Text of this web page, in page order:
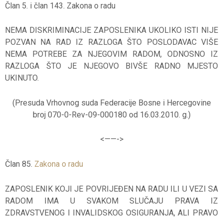
Član 5. i član 143. Zakona o radu
NEMA DISKRIMINACIJE ZAPOSLENIKA UKOLIKO ISTI NIJE
POZVAN NA RAD IZ RAZLOGA ŠTO POSLODAVAC VIŠE
NEMA POTREBE ZA NJEGOVIM RADOM, ODNOSNO IZ
RAZLOGA ŠTO JE NJEGOVO BIVŠE RADNO MJESTO
UKINUTO.
(Presuda Vrhovnog suda Federacije Bosne i Hercegovine
broj 070-0-Rev-09-000180 od 16.03.2010. g.)
<——->
Član 85. Zakona o radu
ZAPOSLENIK KOJI JE POVRIJEĐEN NA RADU ILI U VEZI SA
RADOM IMA U SVAKOM SLUČAJU PRAVA IZ
ZDRAVSTVENOG I INVALIDSKOG OSIGURANJA, ALI PRAVO